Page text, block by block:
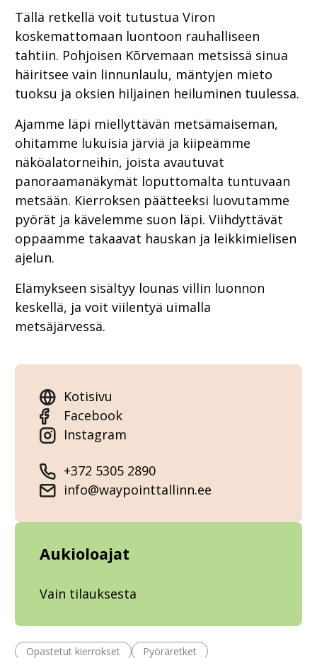
Tällä retkellä voit tutustua Viron
koskemattomaan luontoon rauhalliseen
tahtiin. Pohjoisen Kõrvemaan metsissä sinua
häiritsee vain linnunlaulu, mäntyjen mieto
tuoksu ja oksien hiljainen heiluminen tuulessa.
Ajamme läpi miellyttävän metsämaiseman,
ohitamme lukuisia järviä ja kiipeämme
näköalatorneihin, joista avautuvat
panoraamanäkymät loputtomalta tuntuvaan
metsään. Kierroksen päätteeksi luovutamme
pyörät ja kävelemme suon läpi. Viihdyttävät
oppaamme takaavat hauskan ja leikkimielisen
ajelun.
Elämykseen sisältyy lounas villin luonnon
keskellä, ja voit viilentyä uimalla
metsäjärvessä.
Kotisivu
Facebook
Instagram
+372 5305 2890
info@waypointtallinn.ee
Aukioloajat
Vain tilauksesta
Opastetut kierrokset Pyöräretket